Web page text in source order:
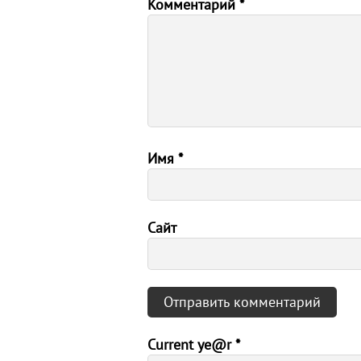
Комментарий *
Имя *
Сайт
Current ye@r*